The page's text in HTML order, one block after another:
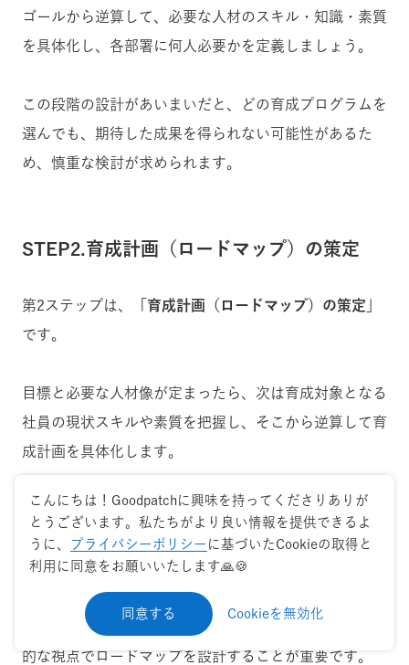
ゴールから逆算して、必要な人材のスキル・知識・素質
を具体化し、各部署に何人必要かを定義しましょう。
この段階の設計があいまいだと、どの育成プログラムを
選んでも、期待した成果を得られない可能性があるた
め、慎重な検討が求められます。
STEP2.育成計画（ロードマップ）の策定
第2ステップは、
「育成計画（ロードマップ）の策定」
です。
目標と必要な人材像が定まったら、次は育成対象となる
社員の現状スキルや素質を把握し、そこから逆算して育
成計画を具体化します。
座学による知識習得に加え、OJT（実務経験）、外部研
修、イベント参加、資格取得支援など、育成に必要な施
策をリストアップしましょう。
自社に最適な育成プログラムを選定するためにも、多角
的な視点でロードマップを設計することが重要です。
こんにちは！Goodpatchに興味を持ってくださりありが
とうございます。私たちがより良い情報を提供できるよ
うに、
プライバシーポリシー に基づいたCookieの取得と
利用に同意をお願いいたします🙏🍪
同意する Cookieを無効化